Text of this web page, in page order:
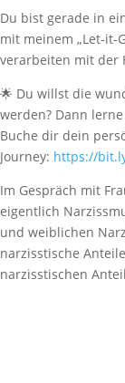
Du bist gerade in
mit meinem „Let-it-
verarbeiten mit der
🌟 Du willst die
werden? Dann
Buche dir dein
Journey: https://
Im Gespräch mit
eigentlich
und weiblichen
narzisstische
narzisstischen